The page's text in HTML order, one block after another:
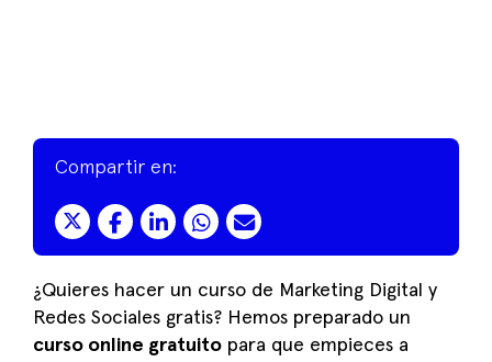
Compartir en:
¿Quieres hacer un curso de Marketing Digital y
Redes Sociales gratis? Hemos preparado un
curso online gratuito para que empieces a